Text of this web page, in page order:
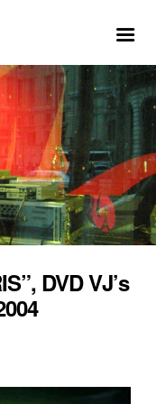
DVD VJ’s